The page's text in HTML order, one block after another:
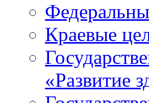
Краевые
«Развитие